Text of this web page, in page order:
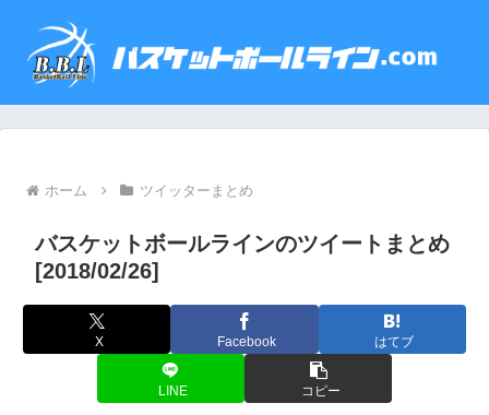
ホーム ツイッターまとめ
バスケットボールラインのツイートまとめ
[2018/02/26]
X Facebook はてブ
LINE コピー